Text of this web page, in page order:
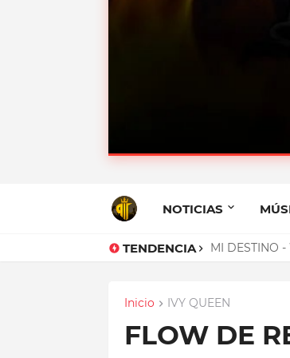
NOTICIAS
TENDENCIA MI DESTINO -
Inicio IVY QUEEN
FLOW DE